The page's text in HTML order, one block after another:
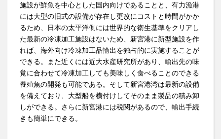
施設が鮮魚を中心とした国内向けであることと、有力漁港
には大型の旧式の設備が存在し更改にコストと時間がかか
るため、日本の太平洋側には世界的な衛生基準をクリアし
た最新の冷凍加工施設はないため、新宮港に新型施設を作
れば、海外向け冷凍加工品輸出を独占的に実施することが
できる。また近くには近大水産研究所があり、輸出先の味
覚に合わせて冷凍加工しても美味しく食べることのできる
養殖魚の開発も可能である。そして新宮港湾は最新の設備
を備えており、大型船を横付けしてそのまま製品の積み卸
しができる。さらに新宮港には税関があるので、輸出手続
きも簡単にできる。